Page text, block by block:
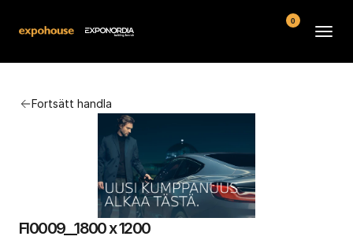
Fortsätt handla
FI0009__1800 x 1200
Kontakt
Köpvillkor
0